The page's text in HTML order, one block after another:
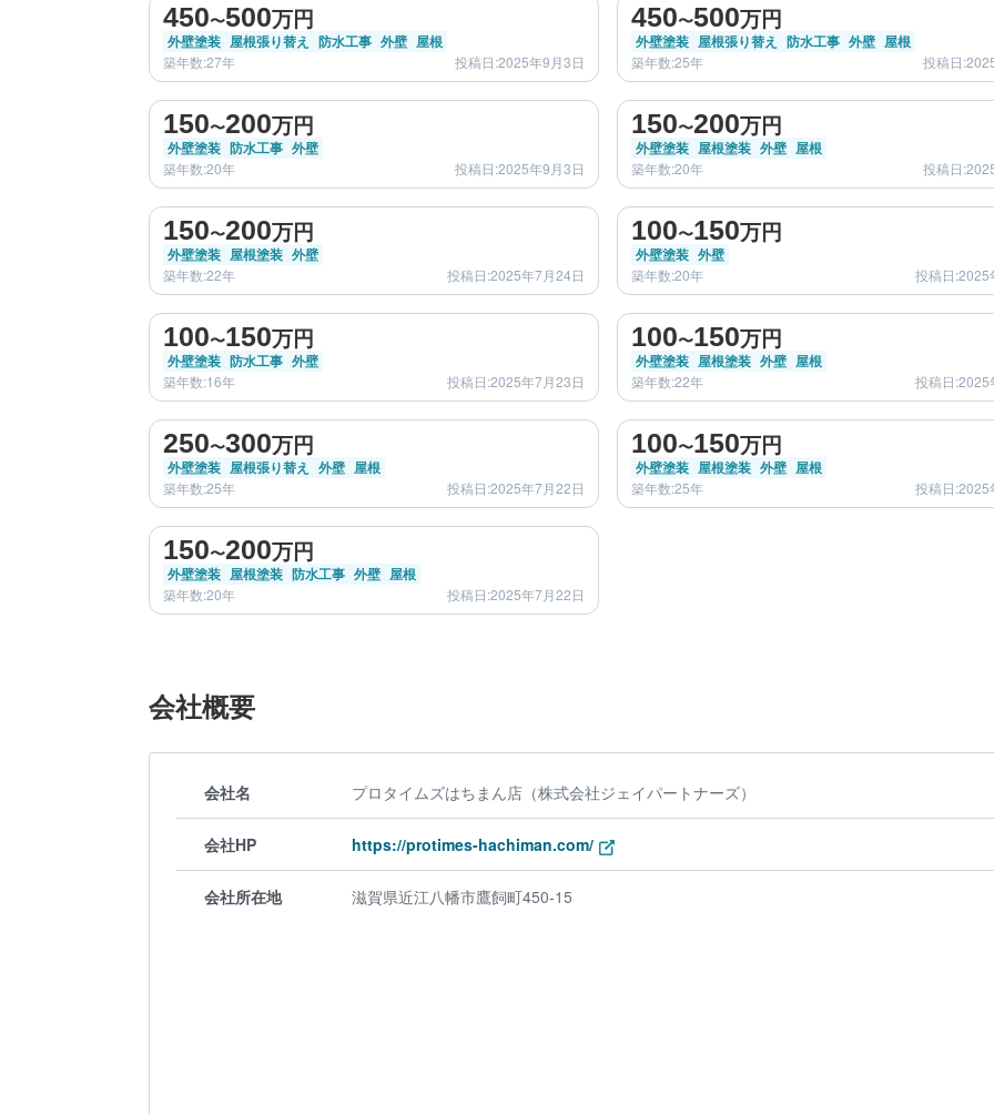
450〜500万円
外壁塗装 屋根張り替え 防水工事 外壁 屋根
築年数:27年 投稿日:2025年9月3日
450〜500万円
外壁塗装 屋根張り替え 防水工事 外壁 屋根
築年数:25年 投稿日
before
150〜200万円
外壁塗装 防水工事 外壁
築年数:20年 投稿日:2025年9月3日
before
150〜200万円
外壁塗装 屋根塗装 外壁 屋根
築年数:20年 投稿日
before
150〜200万円
外壁塗装 屋根塗装 外壁
築年数:22年 投稿日:2025年7月24日
before
100〜150万円
外壁塗装 外壁
築年数:20年 投稿日:2025
before
100〜150万円
外壁塗装 防水工事 外壁
築年数:16年 投稿日:2025年7月23日
before
100〜150万円
外壁塗装 屋根塗装 外壁 屋根
築年数:22年 投稿日:2025
before
250〜300万円
外壁塗装 屋根張り替え 外壁 屋根
築年数:25年 投稿日:2025年7月22日
before
100〜150万円
外壁塗装 屋根塗装 外壁 屋根
築年数:25年 投稿日:2025
before
150〜200万円
外壁塗装 屋根塗装 防水工事 外壁 屋根
築年数:20年 投稿日:2025年7月22日
会社概要
会社名 プロタイムズはちまん店（株式会社ジェイパートナーズ）
会社HP https://protimes-hachiman.com/
会社所在地 滋賀県近江八幡市鷹飼町450-15